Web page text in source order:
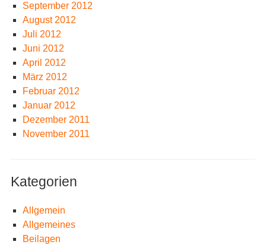
September 2012
August 2012
Juli 2012
Juni 2012
April 2012
März 2012
Februar 2012
Januar 2012
Dezember 2011
November 2011
Kategorien
Allgemein
Allgemeines
Beilagen